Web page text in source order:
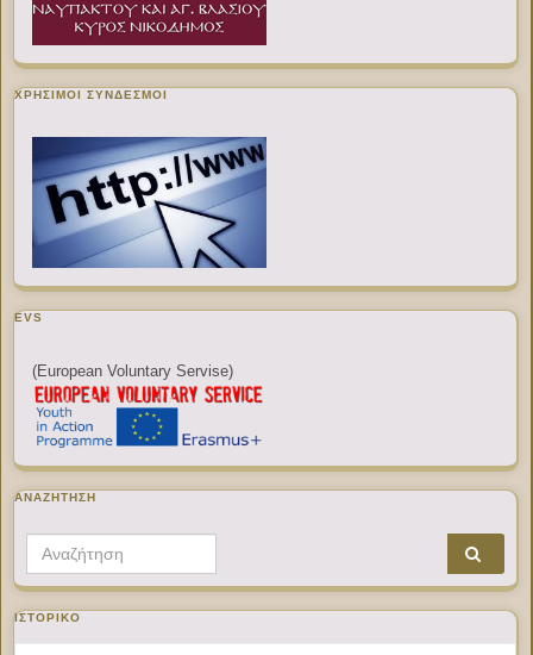
ΧΡΉΣΙΜΟΙ ΣΎΝΔΕΣΜΟΙ
EVS
(European Voluntary Servise)
ΑΝΑΖΉΤΗΣΗ
Search for:
ΙΣΤΟΡΙΚΌ